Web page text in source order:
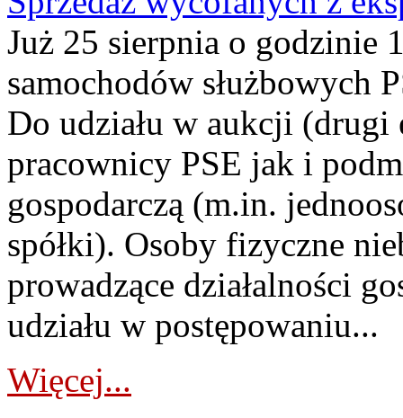
Już 25 sierpnia o godzinie
samochodów służbowych
Do udziału w aukcji (drugi
pracownicy PSE jak i
gospodarczą (m.in.
spółki). Osoby fizyczne
prowadzące działalności
udziału w postępowaniu...
Więcej...